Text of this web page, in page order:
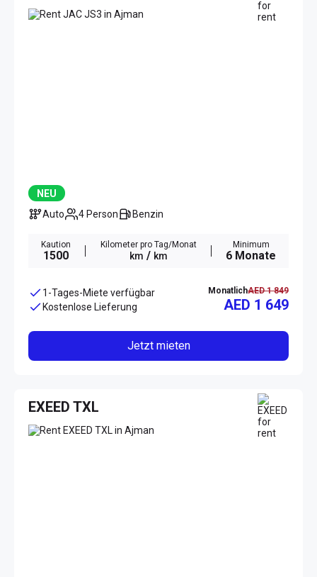
NEU
Auto
4 Person Benzin
Kaution
1500
Kilometer pro Tag/Monat
km / km
Minimum
6 Monate
1-Tages-Miete verfügbar
Kostenlose Lieferung
MonatlichAED 1 849
AED 1 649
Jetzt mieten
EXEED TXL